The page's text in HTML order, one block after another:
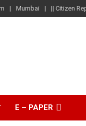
Mumbai || Citizen
E – PAPER